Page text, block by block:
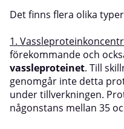
Det finns flera olika
1.
förekommande och
vassleproteinet. Till
genomgår inte detta
under tillverkningen.
någonstans mellan 35